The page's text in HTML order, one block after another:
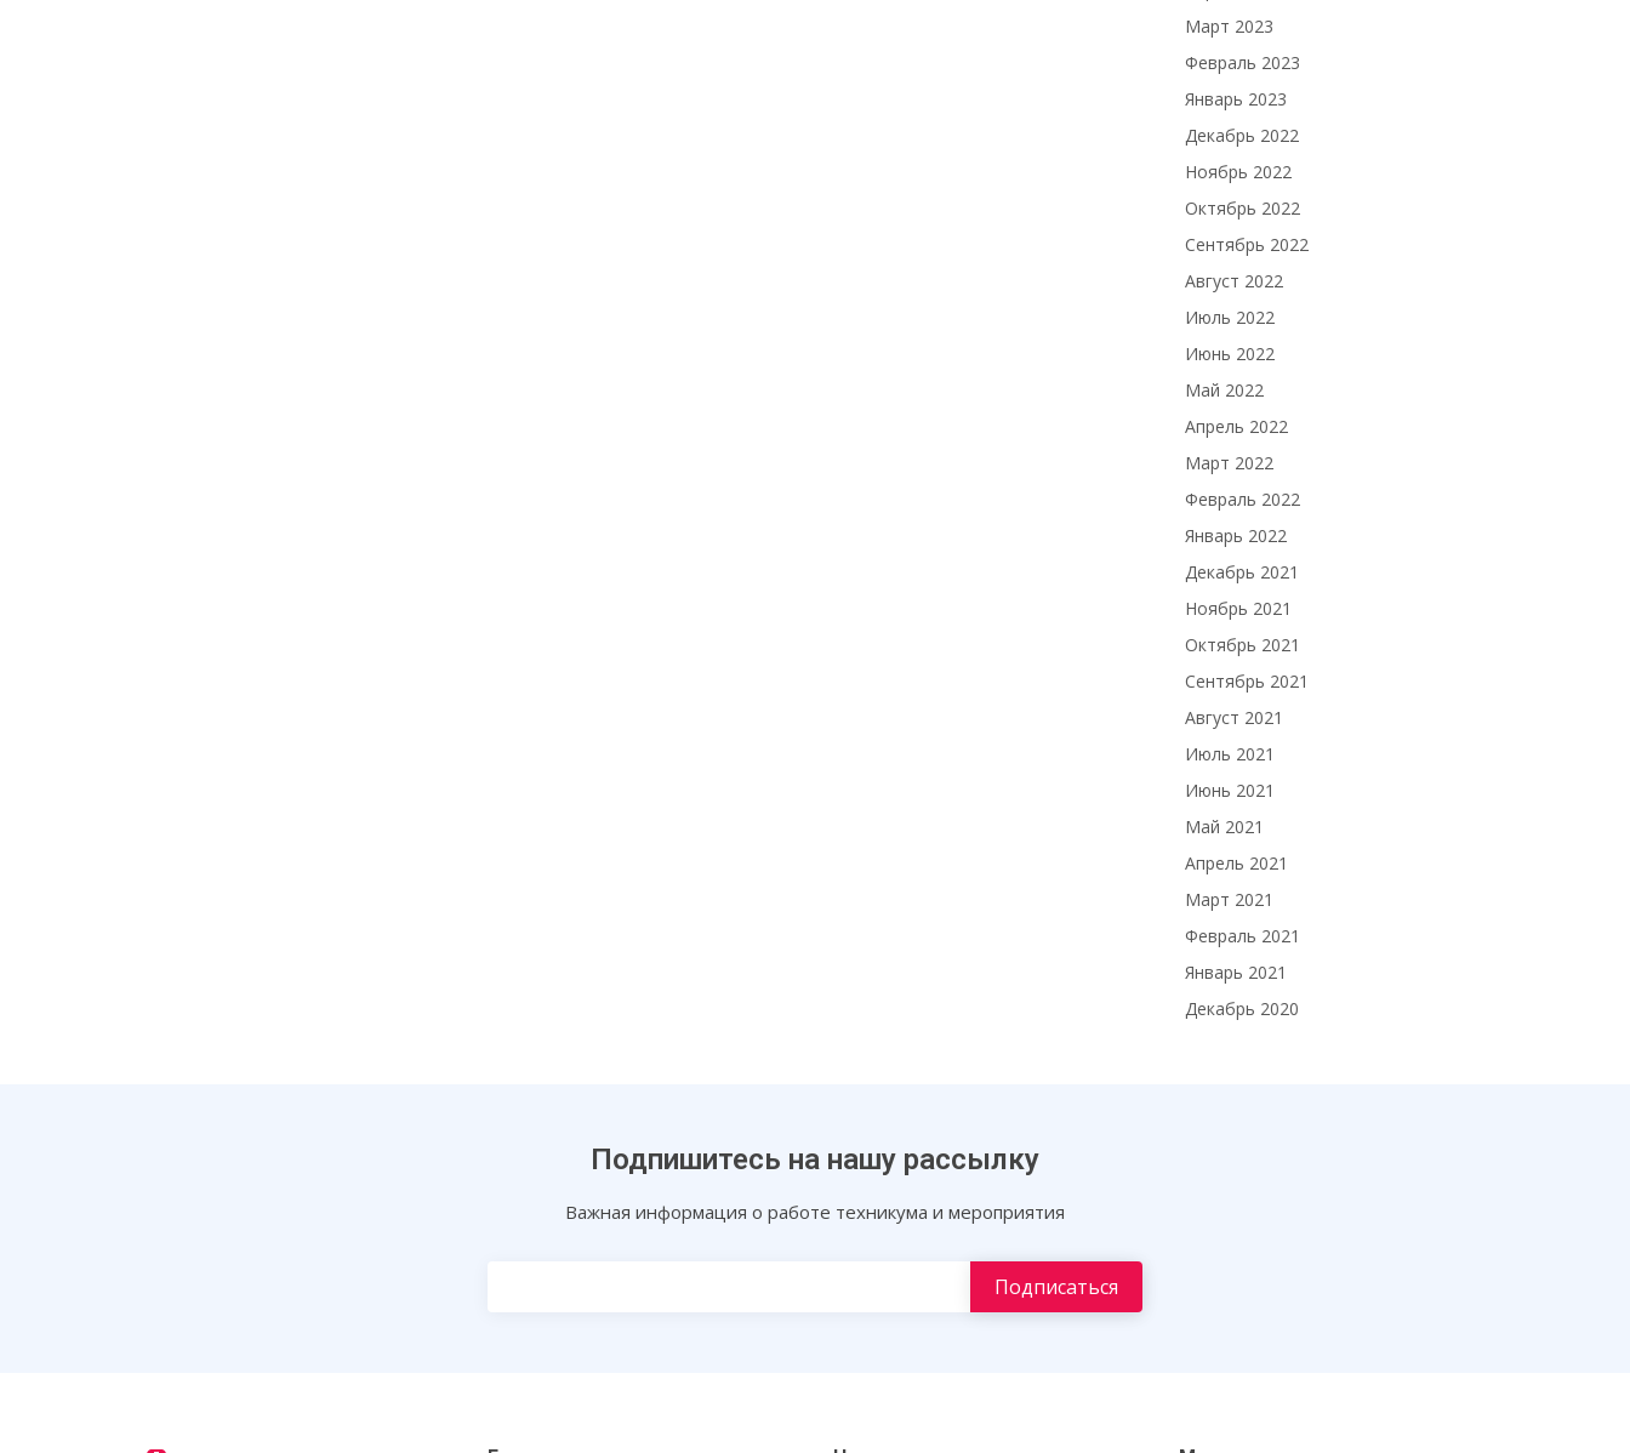
Март 2023
Февраль 2023
Январь 2023
Декабрь 2022
Ноябрь 2022
Октябрь 2022
Сентябрь 2022
Август 2022
Июль 2022
Июнь 2022
Май 2022
Апрель 2022
Март 2022
Февраль 2022
Январь 2022
Декабрь 2021
Ноябрь 2021
Октябрь 2021
Сентябрь 2021
Август 2021
Июль 2021
Июнь 2021
Май 2021
Апрель 2021
Март 2021
Февраль 2021
Январь 2021
Декабрь 2020
Подпишитесь на нашу рассылку
Важная информация о работе техникума и мероприятия